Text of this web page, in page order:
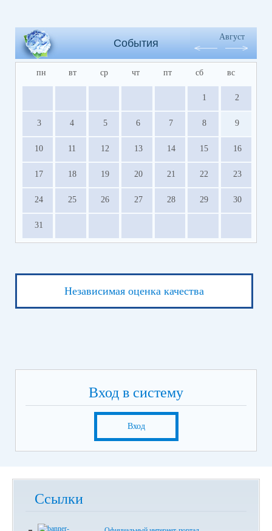
События
Август
пн вт ср чт пт сб вс
1 2
3 4 5 6 7 8 9
10 11 12 13 14 15 16
17 18 19 20 21 22 23
24 25 26 27 28 29 30
31
Независимая оценка качества
Вход в систему
Вход
Ссылки